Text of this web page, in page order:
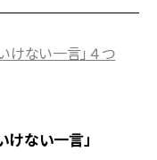
けない一言」４つ
けない一言」